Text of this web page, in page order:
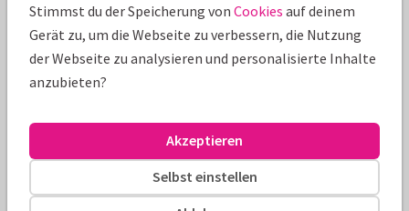
Alle Karten können nach Wunsch angepasst werden.
Blanko Karten
Größen und Preise
21 x 15 cm
Preis p./St.
Stimmst du der Speicherung von Cookies auf deinem
Gerät zu, um die Webseite zu verbessern, die Nutzung
der Webseite zu analysieren und personalisierte Inhalte
anzubieten?
Selbst einstellen
Akzeptieren